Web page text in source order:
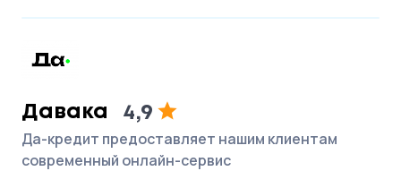
Давака 4,9
Да-кредит предоставляет нашим клиентам
современный онлайн-сервис